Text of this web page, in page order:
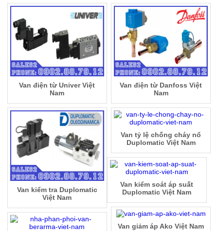
Van điện từ Univer Việt
Nam
Van điện từ Danfoss Việt
Nam
Van kiểm tra Duplomatic
Việt Nam
Van tỷ lệ chống cháy nổ
Duplomatic Việt Nam
Van kiểm soát áp suất
Duplomatic Việt Nam
Van giảm áp Ako Việt Nam